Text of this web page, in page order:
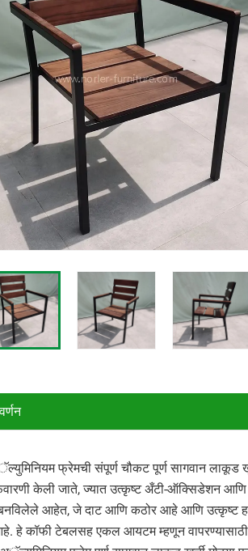
फ्रेमची संपूर्ण चौकट पूर्ण सागवान लाकूड
केली जाते, ज्यात उत्कृष्ट अँटी-ऑक्सिडेशन
बनविलेले आहेत, जे दाट आणि कठोर आहे आणि उत्कृष्ट
हे कॉफी टेबलसह एकल आयटम म्हणून